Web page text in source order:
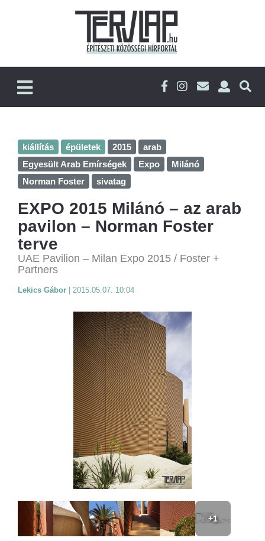
kiállítás épületek 2015
arab
Egyesült Arab Emírségek
Expo
Milánó
Norman Foster
sivatag
EXPO 2015 Milánó – az arab
pavilon – Norman Foster
terve
UAE Pavilion – Milan Expo 2015 / Foster +
Partners
Lekics Gábor 2015.05.07. 10:04
+1